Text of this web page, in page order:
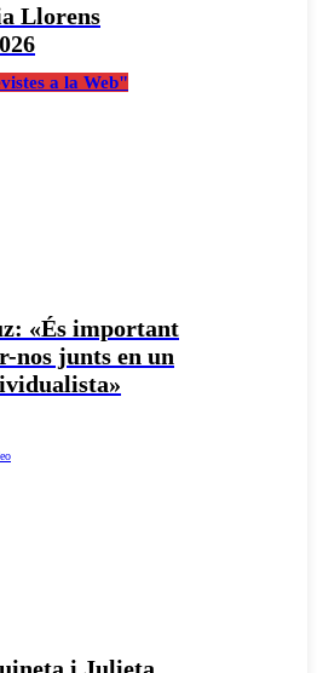
Llorens
a la Web"
«És important
nos junts en un
i Julieta